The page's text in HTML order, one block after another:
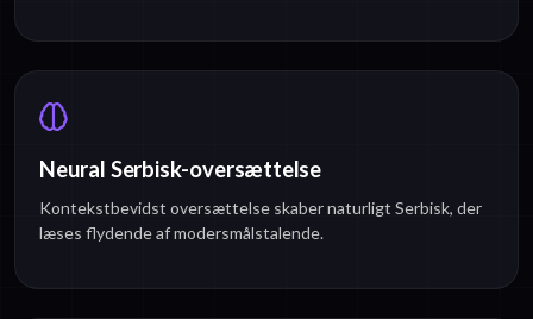
Neural Serbisk-oversættelse
Kontekstbevidst oversættelse skaber naturligt Serbisk, der
læses flydende af modersmålstalende.